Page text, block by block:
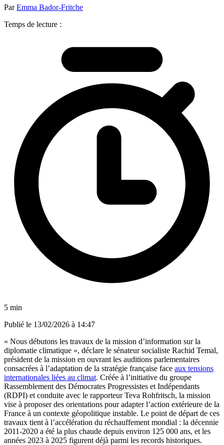
ParEmma Bador-Fritche
Temps de lecture :
5 min
Publié le 13/02/2026 à 14:47
« Nous débutons les travaux de la mission d’information sur la
diplomatie climatique », déclare le sénateur socialiste Rachid Temal,
président de la mission en ouvrant les auditions parlementaires
consacrées à l’adaptation de la stratégie française face aux tensions
internationales liées au climat. Créée à l’initiative du groupe
Rassemblement des Démocrates Progressistes et Indépendants
(RDPI) et conduite avec le rapporteur Teva Rohfritsch, la mission
vise à proposer des orientations pour adapter l’action extérieure de la
France à un contexte géopolitique instable. Le point de départ de ces
travaux tient à l’accélération du réchauffement mondial : la décennie
2011-2020 a été la plus chaude depuis environ 125 000 ans, et les
années 2023 à 2025 figurent déjà parmi les records historiques.